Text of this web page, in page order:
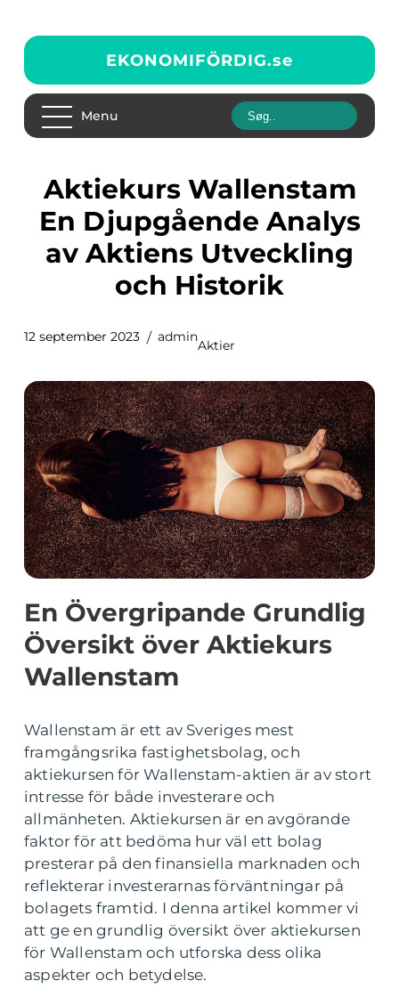
EKONOMIFÖRDIG.se
Menu
Aktiekurs Wallenstam
En Djupgående Analys
av Aktiens Utveckling
och Historik
12 september 2023 admin
Aktier
En Övergripande Grundlig
Översikt över Aktiekurs
Wallenstam
Wallenstam är ett av Sveriges mest
framgångsrika fastighetsbolag, och
aktiekursen för Wallenstam-aktien är av stort
intresse för både investerare och
allmänheten. Aktiekursen är en avgörande
faktor för att bedöma hur väl ett bolag
presterar på den finansiella marknaden och
reflekterar investerarnas förväntningar på
bolagets framtid. I denna artikel kommer vi
att ge en grundlig översikt över aktiekursen
för Wallenstam och utforska dess olika
aspekter och betydelse.